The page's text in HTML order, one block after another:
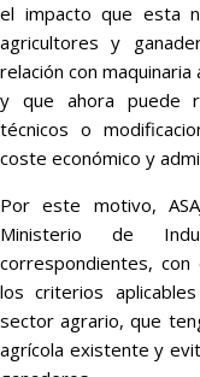
el impacto que esta
agricultores y
relación con
y que ahora puede
técnicos o
coste económico y
Por este motivo,
Ministerio de
correspondientes,
los criterios
sector agrario, que
agrícola existente y